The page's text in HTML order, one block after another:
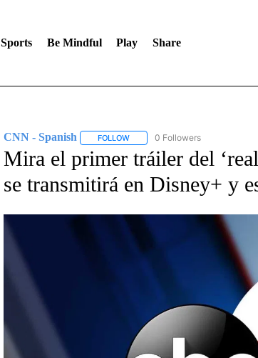
Sports Be Mindful Play Share
CNN - Spanish FOLLOWFOLLOW "CNN - SPANISH" TO
0 Followers
Mira el primer tráiler del
se transmitirá en Disney+ y